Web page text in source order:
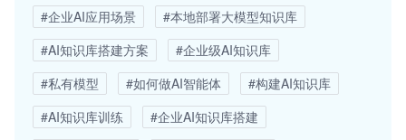
#企业AI应用场景
#本地部署大模型知识库
#AI知识库搭建方案
#企业级AI知识库
#私有模型
#如何做AI智能体
#构建AI知识库
#AI知识库训练
#企业AI知识库搭建